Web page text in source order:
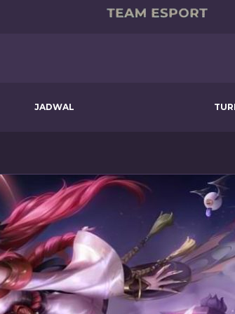
JADWAL